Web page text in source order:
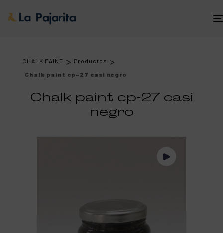
CHALK PAINT > Productos >
Chalk paint cp-27 casi negro
Chalk paint cp-27 casi
negro